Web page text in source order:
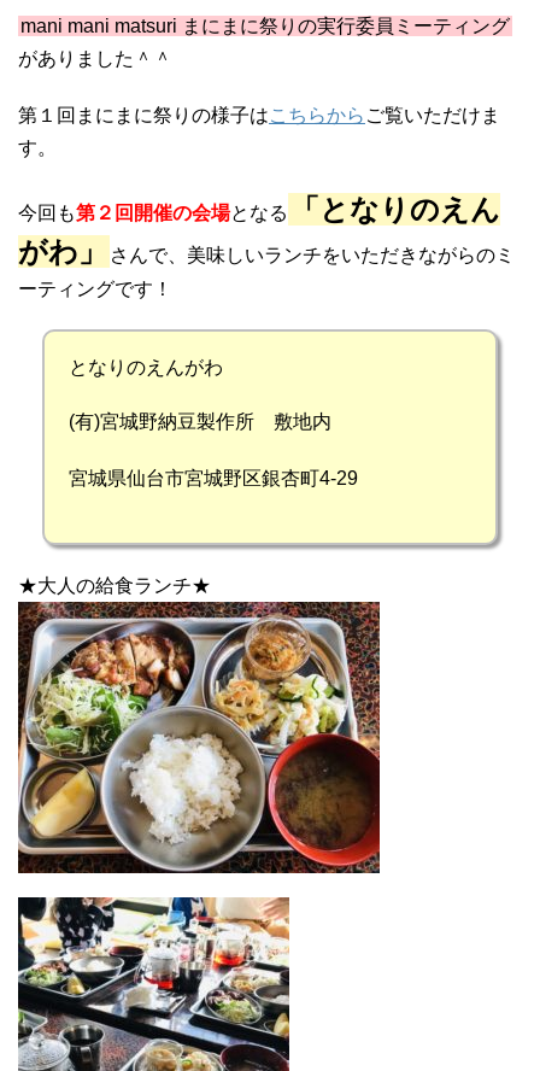
mani mani matsuri まにまに祭りの実行委員ミーティング
がありました＾＾
第１回まにまに祭りの様子はこちらから ご覧いただけま
す。
今回も第２回開催の会場となる
「となりのえん
がわ」
さんで、美味しいランチをいただきながらのミ
ーティングです！
となりのえんがわ
(有)宮城野納豆製作所 敷地内
宮城県仙台市宮城野区銀杏町4-29
★大人の給食ランチ★